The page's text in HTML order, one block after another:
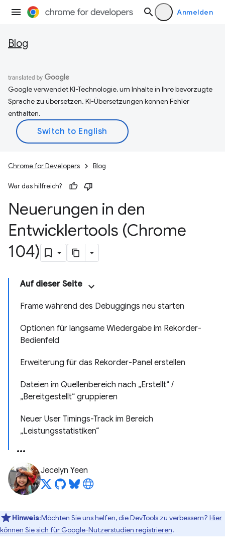
Anmelden
Blog
Google verwendet KI-Technologie, um Inhalte in Ihre bevorzugte
Sprache zu übersetzen. KI-Übersetzungen können Fehler
enthalten.
Chrome for Developers Blog
War das hilfreich?
Neuerungen in den
Entwicklertools (Chrome
104)
Auf dieser Seite
Frame während des Debuggings neu starten
Optionen für langsame Wiedergabe im Rekorder-
Bedienfeld
Erweiterung für das Rekorder-Panel erstellen
Dateien im Quellenbereich nach „Erstellt“ /
„Bereitgestellt“ gruppieren
Neuer User Timings-Track im Bereich
„Leistungsstatistiken“
Jecelyn Yeen
Hinweis:Möchten Sie uns helfen, die DevTools zu verbessern? Hier
können Sie sich für Google-Nutzerstudien registrieren.